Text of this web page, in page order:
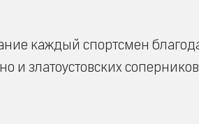
каждый спортсмен
и златоустовских